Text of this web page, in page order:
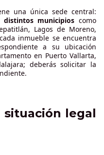
una única sede central:
distintos municipios como
Lagos de Moreno,
inmueble se encuentra
a su ubicación
en Puerto Vallarta,
deberás solicitar la
situación legal